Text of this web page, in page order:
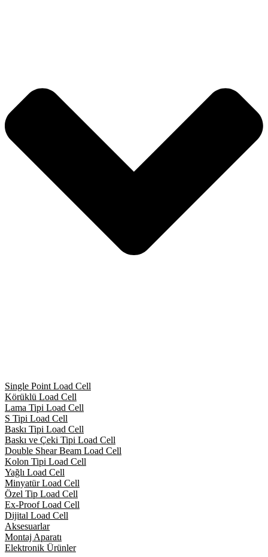
Single Point Load Cell
Körüklü Load Cell
Lama Tipi Load Cell
S Tipi Load Cell
Baskı Tipi Load Cell
Baskı ve Çeki Tipi Load Cell
Double Shear Beam Load Cell
Kolon Tipi Load Cell
Yağlı Load Cell
Minyatür Load Cell
Özel Tip Load Cell
Ex-Proof Load Cell
Dijital Load Cell
Aksesuarlar
Montaj Aparatı
Elektronik Ürünler